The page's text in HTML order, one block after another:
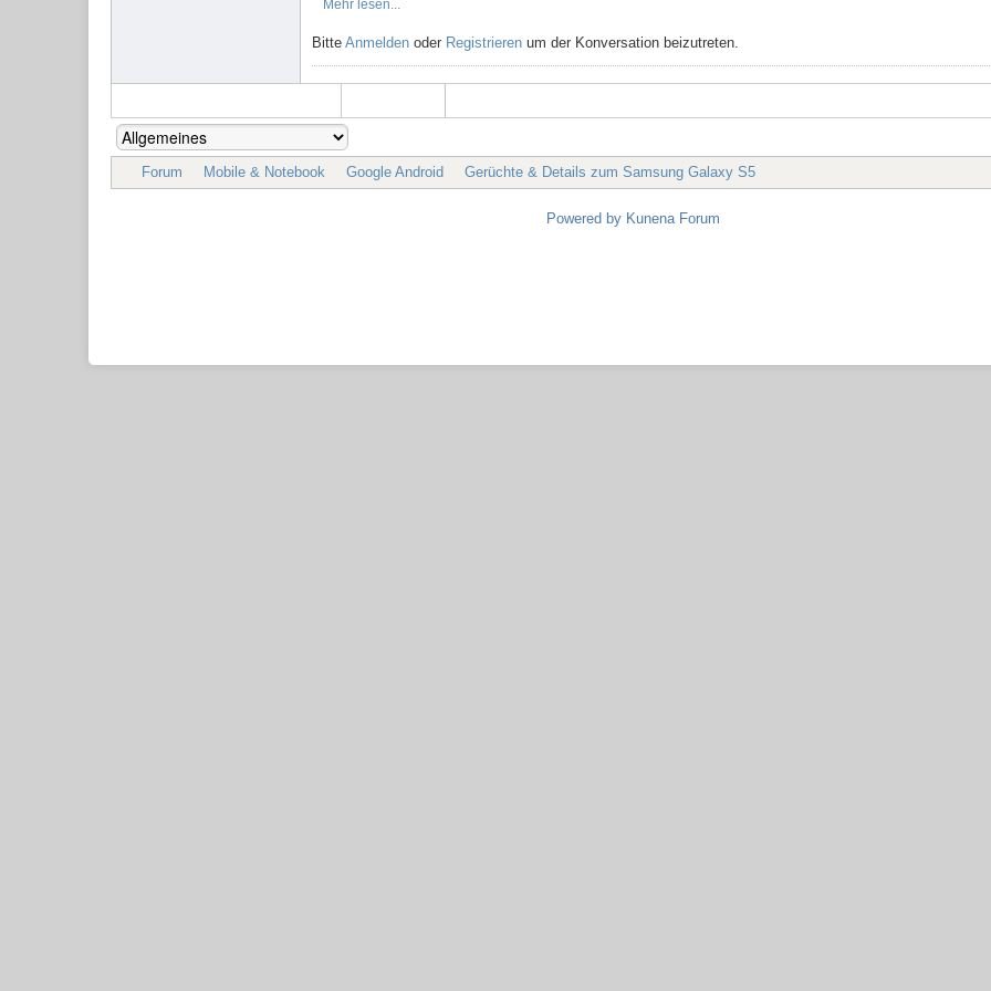
Mehr lesen...
Bitte Anmelden oder Registrieren um der Konversation beizutreten.
Forum Mobile & Notebook Google Android Gerüchte & Details zum Samsung Galaxy S5
Powered by Kunena Forum